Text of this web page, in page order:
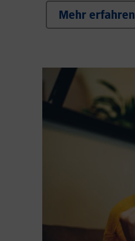
Mehr erfahren